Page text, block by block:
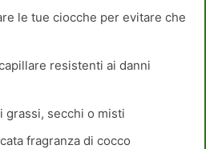
le tue ciocche per evitare che
resistenti ai danni
grassi, secchi o misti
fragranza di cocco